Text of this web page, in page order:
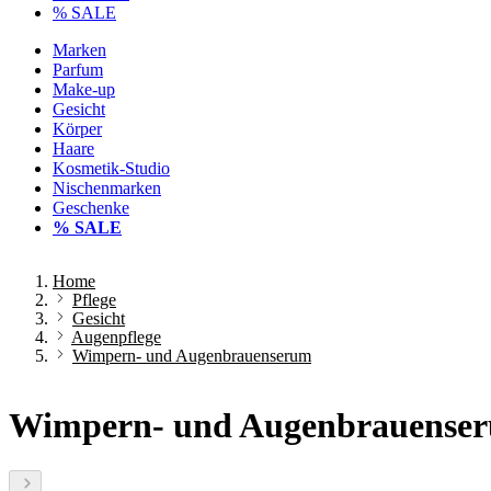
% SALE
Marken
Parfum
Make-up
Gesicht
Körper
Haare
Kosmetik-Studio
Nischenmarken
Geschenke
% SALE
Home
Pflege
Gesicht
Augenpflege
Wimpern- und Augenbrauenserum
Wimpern- und